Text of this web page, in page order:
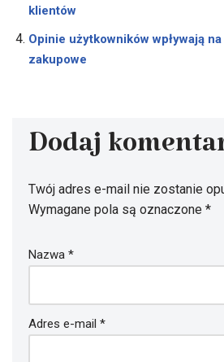
klientów
Opinie użytkowników wpływają
zakupowe
Dodaj
Twój adres e-mail nie zostanie
Wymagane pola są oznaczone *
Nazwa *
Adres e-mail *